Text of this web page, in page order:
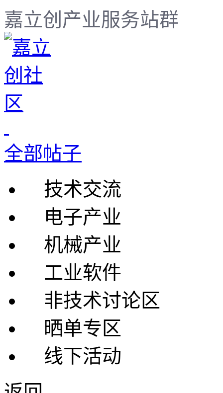
嘉立创产业服务站群
全部帖子
技术交流
电子产业
机械产业
工业软件
非技术讨论区
晒单专区
线下活动